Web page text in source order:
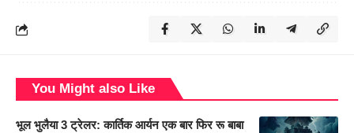
You Might also Like
भूल भुलैया 3 ट्रेलर: कार्तिक आर्यन एक बार फिर रू बाबा